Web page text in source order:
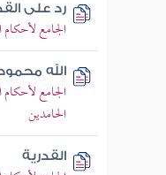
رد على
الجامع
الله
الجامع لأحكام
الحامدين
القدرية